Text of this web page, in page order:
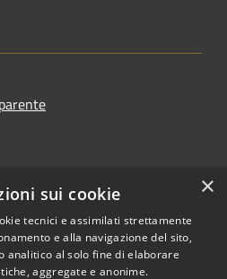
×
sui cookie
tecnici e assimilati strettamente
e alla navigazione del sito,
analitico al solo fine di elaborare
aggregate e anonime.